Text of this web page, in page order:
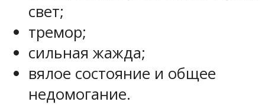
свет;
тремор;
сильная жажда;
вялое состояние и общее
недомогание.